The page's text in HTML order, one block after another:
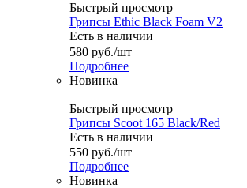
Быстрый просмотр
Грипсы Ethic Black Foam V2
Есть в наличии
580 руб./шт
Подробнее
Новинка
Быстрый просмотр
Грипсы Scoot 165 Black/Red
Есть в наличии
550 руб./шт
Подробнее
Новинка